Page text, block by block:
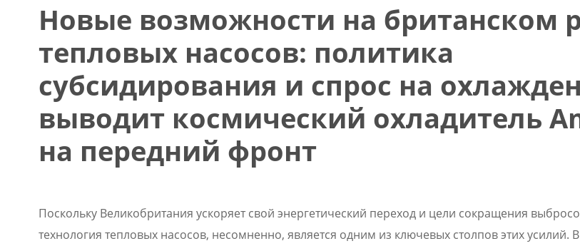
Новые возможности на британском
тепловых насосов: политика
субсидирования и спрос на
выводит космический охладитель
на передний фронт
Поскольку Великобритания ускоряет свой энергетический переход и цели сокращения
технология тепловых насосов, несомненно, является одним из ключевых столпов этих усилий. В